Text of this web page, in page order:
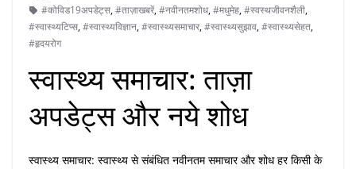
#कोविड19अपडेट्स,#ताज़ाखबरें,#नवीनतमशोध,#मधुमेह,#स्वस्थजीवनशैली,
#स्वास्थ्यटिप्स,#स्वास्थ्यविज्ञान,#स्वास्थ्यसमाचार,#स्वास्थ्यसुझाव,#स्वास्थ्यसेहत,
#हृदयरोग
स्वास्थ्य समाचार: ताज़ा
अपडेट्स और नये शोध
स्वास्थ्य समाचार: स्वास्थ्य से संबंधित नवीनतम समाचार और शोध हर किसी के